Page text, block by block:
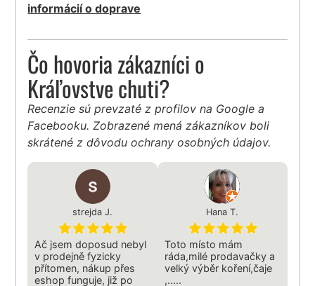
informácií o doprave
Čo hovoria zákazníci o
Kráľovstve chuti?
Recenzie sú prevzaté z profilov na Google a
Facebooku. Zobrazené mená zákazníkov boli
skrátené z dôvodu ochrany osobných údajov.
strejda J.
Ač jsem doposud nebyl
v prodejně fyzicky
přítomen, nákup přes
eshop funguje, již po
Hana T.
Toto místo mám
ráda,milé prodavačky a
velký výběr koření,čaje
,.....